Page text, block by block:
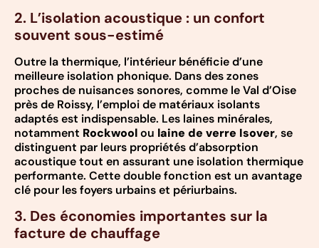
2. L’isolation acoustique : un confort
souvent sous-estimé
Outre la thermique, l’intérieur bénéficie d’une
meilleure isolation phonique. Dans des zones
proches de nuisances sonores, comme le Val d’Oise
près de Roissy, l’emploi de matériaux isolants
adaptés est indispensable. Les laines minérales,
notamment Rockwoolou laine de verre Isover, se
distinguent par leurs propriétés d’absorption
acoustique tout en assurant une isolation thermique
performante. Cette double fonction est un avantage
clé pour les foyers urbains et périurbains.
3. Des économies importantes sur la
facture de chauffage